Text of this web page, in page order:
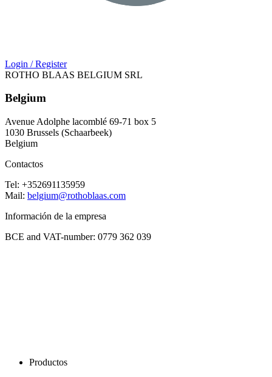
Login / Register
ROTHO BLAAS BELGIUM SRL
Belgium
Avenue Adolphe lacomblé 69-71 box 5
1030 Brussels (Schaarbeek)
Belgium
Contactos
Tel: +352691135959
Mail: belgium@rothoblaas.com
Información de la empresa
BCE and VAT-number: 0779 362 039
Productos